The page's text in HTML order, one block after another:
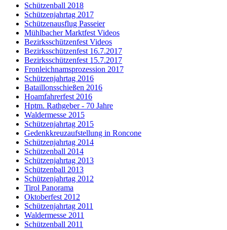
Schützenball 2018
Schützenjahrtag 2017
Schützenausflug Passeier
Mühlbacher Marktfest Videos
Bezirksschützenfest Videos
Bezirksschützenfest 16.7.2017
Bezirksschützenfest 15.7.2017
Fronleichnamsprozession 2017
Schützenjahrtag 2016
Bataillonsschießen 2016
Hoamfahrerfest 2016
Hptm. Rathgeber - 70 Jahre
Waldermesse 2015
Schützenjahrtag 2015
Gedenkkreuzaufstellung in Roncone
Schützenjahrtag 2014
Schützenball 2014
Schützenjahrtag 2013
Schützenball 2013
Schützenjahrtag 2012
Tirol Panorama
Oktoberfest 2012
Schützenjahrtag 2011
Waldermesse 2011
Schützenball 2011